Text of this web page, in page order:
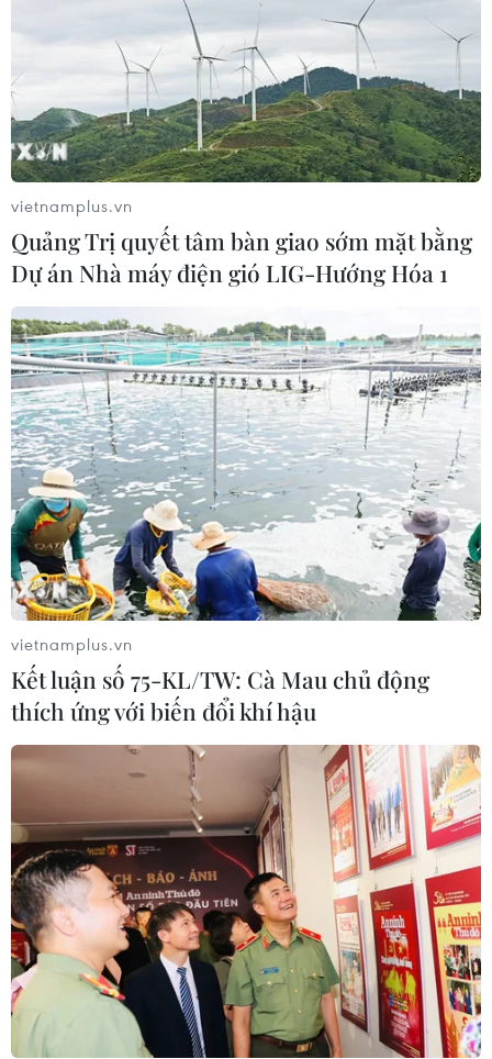
vietnamplus.vn
Quảng Trị quyết tâm bàn giao sớm mặt bằng
Dự án Nhà máy điện gió LIG-Hướng Hóa 1
vietnamplus.vn
Kết luận số 75-KL/TW: Cà Mau chủ động
thích ứng với biến đổi khí hậu